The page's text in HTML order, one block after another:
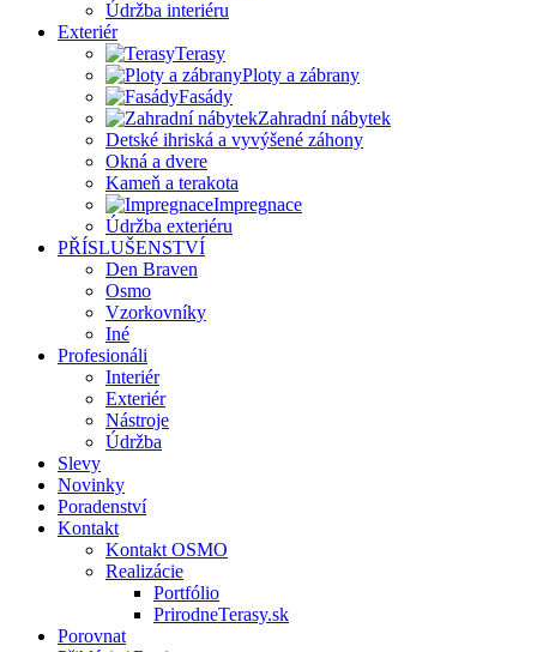
Údržba interiéru
Exteriér
Terasy
Ploty a zábrany
Fasády
Zahradní nábytek
Detské ihriská a vyvýšené záhony
Okná a dvere
Kameň a terakota
Impregnace
Údržba exteriéru
PŘÍSLUŠENSTVÍ
Den Braven
Osmo
Vzorkovníky
Iné
Profesionáli
Interiér
Exteriér
Nástroje
Údržba
Slevy
Novinky
Poradenství
Kontakt
Kontakt OSMO
Realizácie
Portfólio
PrirodneTerasy.sk
Porovnat